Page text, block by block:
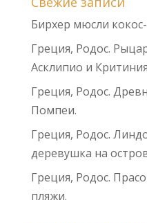
Бирхер мюсли
Греция, Родос.
Асклипио и
Греция, Родос.
Помпеи.
Греция, Родос.
деревушка на
Греция, Родос.
пляжи.